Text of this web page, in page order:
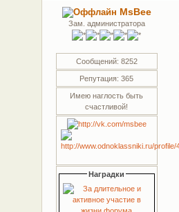
MsBee
Зам. администратора
Сообщений: 8252
Репутация: 365
Имею наглость быть
счастливой!
Наградки